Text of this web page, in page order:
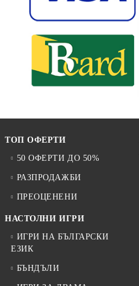
ТОП ОФЕРТИ
50 ОФЕРТИ ДО 50%
РАЗПРОДАЖБИ
ПРЕОЦЕНЕНИ
НАСТОЛНИ ИГРИ
ИГРИ НА БЪЛГАРСКИ
ЕЗИК
БЪНДЪЛИ